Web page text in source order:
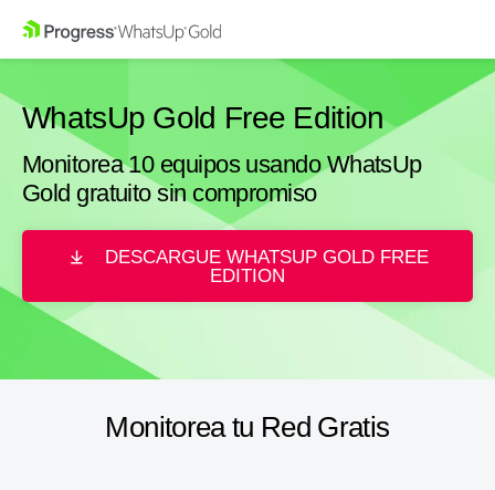
WhatsUp Gold Free Edition
Monitorea 10 equipos usando WhatsUp
Gold gratuito sin compromiso
DESCARGUE WHATSUP GOLD FREE
EDITION
Monitorea tu Red Gratis